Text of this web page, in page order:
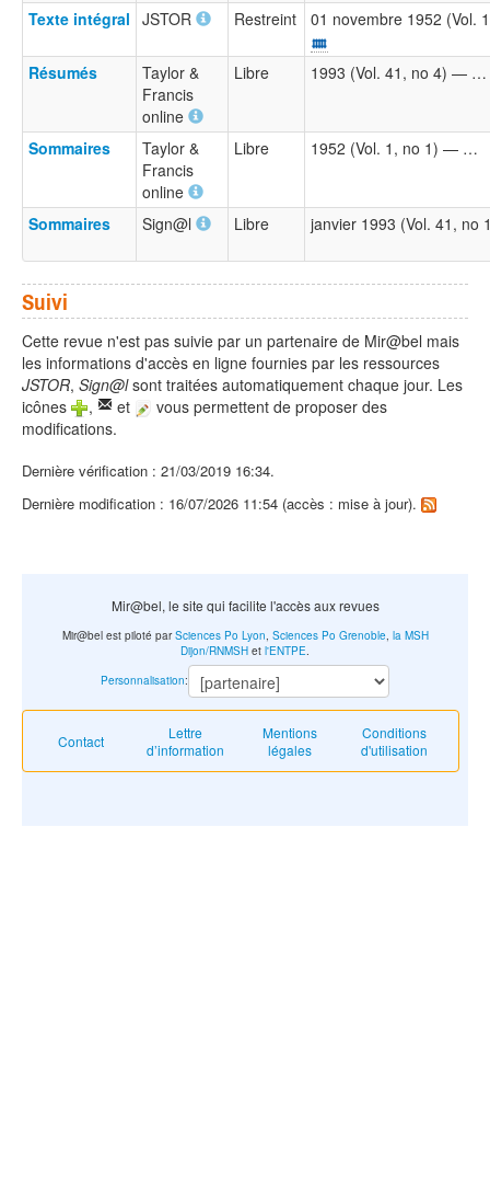
Texte intégral JSTOR Restreint 01 novembre 1952 (Vol.
Résumés
Taylor &
Francis
online
Libre 1993 (Vol. 41, no 4) — …
Sommaires
Taylor &
Francis
online
Libre 1952 (Vol. 1, no 1) — …
Sommaires Sign@l Libre janvier 1993 (Vol. 41, no
Suivi
Cette revue n'est pas suivie par un partenaire de Mir@bel mais
les informations d'accès en ligne fournies par les ressources
JSTOR, Sign@lsont traitées automatiquement chaque jour. Les
icônes
, et
vous permettent de proposer des
modifications.
Dernière vérification : 21/03/2019 16:34.
Dernière modification : 16/07/2026 11:54 (accès : mise à jour).
Mir@bel, le site qui facilite l'accès aux revues
Contact
Lettre
d’information
Mentions
légales
Conditions
d'utilisation
Mir@bel est piloté parSciences Po Lyon, Sciences Po Grenoble, la MSH
Dijon/RNMSH et l'ENTPE.
Personnalisation: